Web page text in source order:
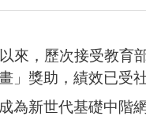
來，歷次接受教育
」獎助，績效已受
為新世代基礎中階